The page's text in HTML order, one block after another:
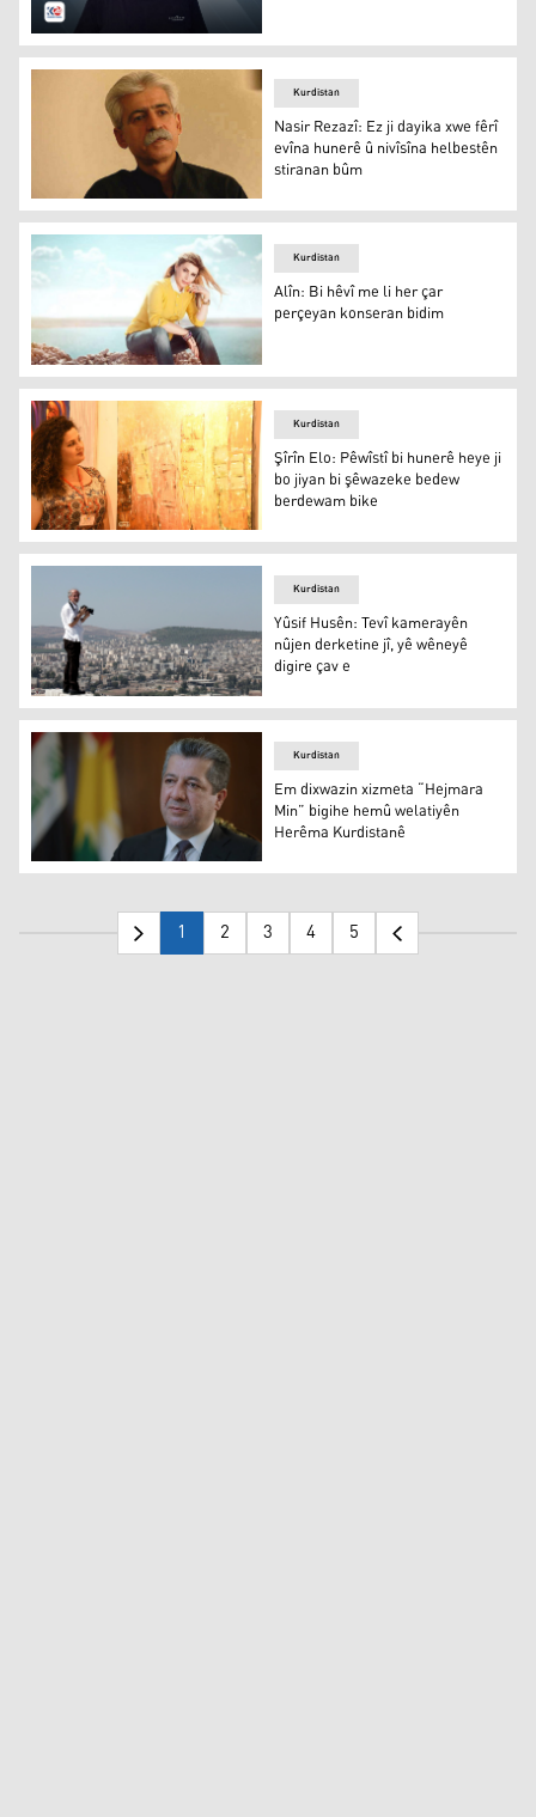
Nezîr Palo: Helbest nîgarkirineke bi peyvan û
Nasir Rezazî: Ez ji dayika xwe fêrî evîna hunerê û
Kurdistan
Nasir Rezazî: Ez ji dayika xwe fêrî
evîna hunerê û nivîsîna helbestên
stiranan bûm
Alîn: Bi hêvî me li her çar perçeyan konseran bidim
Kurdistan
Alîn: Bi hêvî me li her çar
perçeyan konseran bidim
Şîrîn Elo: Pêwîstî bi hunerê heye ji bo jiyan bi şêwazeke
Kurdistan
Şîrîn Elo: Pêwîstî bi hunerê heye ji
bo jiyan bi şêwazeke bedew
berdewam bike
Yûsif Husên
Kurdistan
Yûsif Husên: Tevî kamerayên
nûjen derketine jî, yê wêneyê
digire çav e
Em dixwazin xizmeta “Hejmara Min” bigihe hemû
Kurdistan
Em dixwazin xizmeta “Hejmara
Min” bigihe hemû welatiyên
Herêma Kurdistanê
1 2 3 4 5